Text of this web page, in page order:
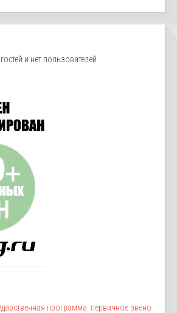
и нет пользователей
программа первичное звено